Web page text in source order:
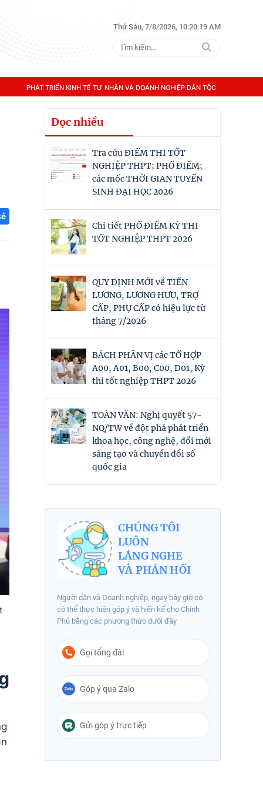
Thứ Sáu, 7/8/2026, 10:20:20 AM
PHÁT TRIỂN KINH TẾ TƯ NHÂN VÀ DOANH NGHIỆP DÂN TỘC
Đọc nhiều
Tra cứu ĐIỂM THI TỐT
NGHIỆP THPT; PHỔ ĐIỂM;
các mốc THỜI GIAN TUYỂN
SINH ĐẠI HỌC 2026
Chi tiết PHỔ ĐIỂM KỲ THI
TỐT NGHIỆP THPT 2026
QUY ĐỊNH MỚI về TIỀN
LƯƠNG, LƯƠNG HƯU, TRỢ
CẤP, PHỤ CẤP có hiệu lực từ
tháng 7/2026
BÁCH PHÂN VỊ các TỔ HỢP
A00, A01, B00, C00, D01, Kỳ
thi tốt nghiệp THPT 2026
TOÀN VĂN: Nghị quyết 57-
NQ/TW về đột phá phát triển
khoa học, công nghệ, đổi mới
sáng tạo và chuyển đổi số
quốc gia
CHÚNG TÔI
LUÔN
LẮNG NGHE
VÀ PHẢN HỒI
Người dân và Doanh nghiệp, ngay bây giờ có
có thể thực hiện góp ý và hiến kế cho Chính
Phủ bằng các phương thức dưới đây
Gọi tổng đài
Góp ý qua Zalo
Gửi góp ý trực tiếp